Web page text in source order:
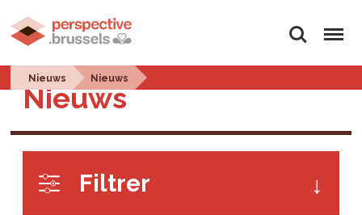
Zoeken Menu
Nieuws Nieuws
Nieuws
Filtrer